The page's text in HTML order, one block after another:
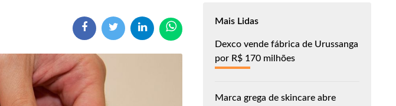
Mais Lidas
Dexco vende fábrica de Urussanga
por R$ 170 milhões
Marca grega de skincare abre